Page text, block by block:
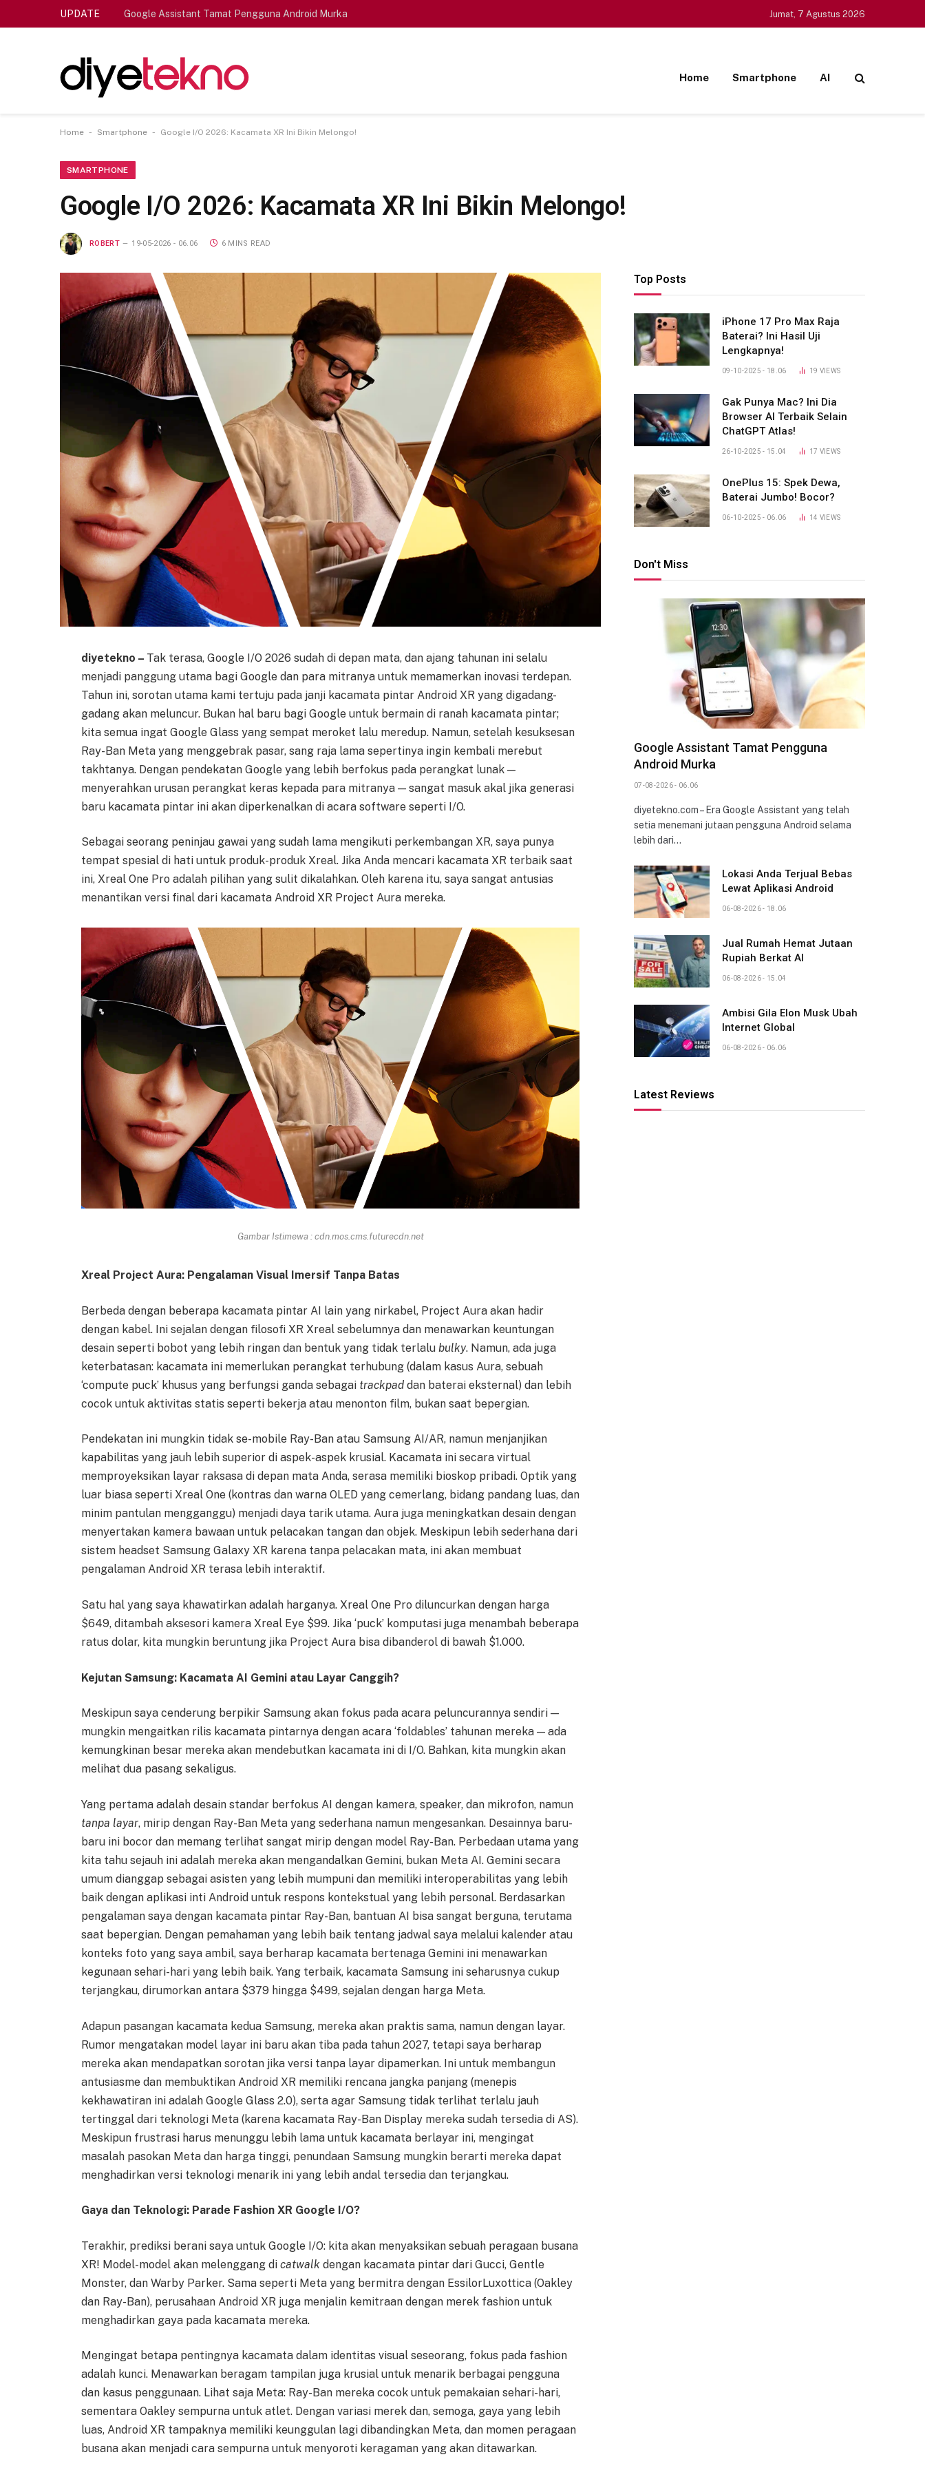
UPDATE Google Assistant Tamat Pengguna Android Murka Jumat, 7 Agustus 2026
Home Smartphone AI
Home - Smartphone - Google I/O 2026: Kacamata XR Ini Bikin Melongo!
SMARTPHONE
Google I/O 2026: Kacamata XR Ini Bikin Melongo!
ROBERT 19-05-2026 - 06.06 6 MINS READ
diyetekno – Tak terasa, Google I/O 2026 sudah di depan mata, dan ajang tahunan ini selalu
menjadi panggung utama bagi Google dan para mitranya untuk memamerkan inovasi terdepan.
Tahun ini, sorotan utama kami tertuju pada janji kacamata pintar Android XR yang digadang-
gadang akan meluncur. Bukan hal baru bagi Google untuk bermain di ranah kacamata pintar;
kita semua ingat Google Glass yang sempat meroket lalu meredup. Namun, setelah kesuksesan
Ray-Ban Meta yang menggebrak pasar, sang raja lama sepertinya ingin kembali merebut
takhtanya. Dengan pendekatan Google yang lebih berfokus pada perangkat lunak —
menyerahkan urusan perangkat keras kepada para mitranya — sangat masuk akal jika generasi
baru kacamata pintar ini akan diperkenalkan di acara software seperti I/O.
Sebagai seorang peninjau gawai yang sudah lama mengikuti perkembangan XR, saya punya
tempat spesial di hati untuk produk-produk Xreal. Jika Anda mencari kacamata XR terbaik saat
ini, Xreal One Pro adalah pilihan yang sulit dikalahkan. Oleh karena itu, saya sangat antusias
menantikan versi final dari kacamata Android XR Project Aura mereka.
Gambar Istimewa : cdn.mos.cms.futurecdn.net
Xreal Project Aura: Pengalaman Visual Imersif Tanpa Batas
Berbeda dengan beberapa kacamata pintar AI lain yang nirkabel, Project Aura akan hadir
dengan kabel. Ini sejalan dengan filosofi XR Xreal sebelumnya dan menawarkan keuntungan
desain seperti bobot yang lebih ringan dan bentuk yang tidak terlalu bulky. Namun, ada juga
keterbatasan: kacamata ini memerlukan perangkat terhubung (dalam kasus Aura, sebuah
‘compute puck’ khusus yang berfungsi ganda sebagai trackpaddan baterai eksternal) dan lebih
cocok untuk aktivitas statis seperti bekerja atau menonton film, bukan saat bepergian.
Pendekatan ini mungkin tidak se-mobile Ray-Ban atau Samsung AI/AR, namun menjanjikan
kapabilitas yang jauh lebih superior di aspek-aspek krusial. Kacamata ini secara virtual
memproyeksikan layar raksasa di depan mata Anda, serasa memiliki bioskop pribadi. Optik yang
luar biasa seperti Xreal One (kontras dan warna OLED yang cemerlang, bidang pandang luas, dan
minim pantulan mengganggu) menjadi daya tarik utama. Aura juga meningkatkan desain dengan
menyertakan kamera bawaan untuk pelacakan tangan dan objek. Meskipun lebih sederhana dari
sistem headset Samsung Galaxy XR karena tanpa pelacakan mata, ini akan membuat
pengalaman Android XR terasa lebih interaktif.
Satu hal yang saya khawatirkan adalah harganya. Xreal One Pro diluncurkan dengan harga
$649, ditambah aksesori kamera Xreal Eye $99. Jika ‘puck’ komputasi juga menambah beberapa
ratus dolar, kita mungkin beruntung jika Project Aura bisa dibanderol di bawah $1.000.
Kejutan Samsung: Kacamata AI Gemini atau Layar Canggih?
Meskipun saya cenderung berpikir Samsung akan fokus pada acara peluncurannya sendiri —
mungkin mengaitkan rilis kacamata pintarnya dengan acara ‘foldables’ tahunan mereka — ada
kemungkinan besar mereka akan mendebutkan kacamata ini di I/O. Bahkan, kita mungkin akan
melihat dua pasang sekaligus.
Yang pertama adalah desain standar berfokus AI dengan kamera, speaker, dan mikrofon, namun
tanpa layar, mirip dengan Ray-Ban Meta yang sederhana namun mengesankan. Desainnya baru-
baru ini bocor dan memang terlihat sangat mirip dengan model Ray-Ban. Perbedaan utama yang
kita tahu sejauh ini adalah mereka akan mengandalkan Gemini, bukan Meta AI. Gemini secara
umum dianggap sebagai asisten yang lebih mumpuni dan memiliki interoperabilitas yang lebih
baik dengan aplikasi inti Android untuk respons kontekstual yang lebih personal. Berdasarkan
pengalaman saya dengan kacamata pintar Ray-Ban, bantuan AI bisa sangat berguna, terutama
saat bepergian. Dengan pemahaman yang lebih baik tentang jadwal saya melalui kalender atau
konteks foto yang saya ambil, saya berharap kacamata bertenaga Gemini ini menawarkan
kegunaan sehari-hari yang lebih baik. Yang terbaik, kacamata Samsung ini seharusnya cukup
terjangkau, dirumorkan antara $379 hingga $499, sejalan dengan harga Meta.
Adapun pasangan kacamata kedua Samsung, mereka akan praktis sama, namun dengan layar.
Rumor mengatakan model layar ini baru akan tiba pada tahun 2027, tetapi saya berharap
mereka akan mendapatkan sorotan jika versi tanpa layar dipamerkan. Ini untuk membangun
antusiasme dan membuktikan Android XR memiliki rencana jangka panjang (menepis
kekhawatiran ini adalah Google Glass 2.0), serta agar Samsung tidak terlihat terlalu jauh
tertinggal dari teknologi Meta (karena kacamata Ray-Ban Display mereka sudah tersedia di AS).
Meskipun frustrasi harus menunggu lebih lama untuk kacamata berlayar ini, mengingat
masalah pasokan Meta dan harga tinggi, penundaan Samsung mungkin berarti mereka dapat
menghadirkan versi teknologi menarik ini yang lebih andal tersedia dan terjangkau.
Gaya dan Teknologi: Parade Fashion XR Google I/O?
Terakhir, prediksi berani saya untuk Google I/O: kita akan menyaksikan sebuah peragaan busana
XR! Model-model akan melenggang di catwalkdengan kacamata pintar dari Gucci, Gentle
Monster, dan Warby Parker. Sama seperti Meta yang bermitra dengan EssilorLuxottica (Oakley
dan Ray-Ban), perusahaan Android XR juga menjalin kemitraan dengan merek fashion untuk
menghadirkan gaya pada kacamata mereka.
Mengingat betapa pentingnya kacamata dalam identitas visual seseorang, fokus pada fashion
adalah kunci. Menawarkan beragam tampilan juga krusial untuk menarik berbagai pengguna
dan kasus penggunaan. Lihat saja Meta: Ray-Ban mereka cocok untuk pemakaian sehari-hari,
sementara Oakley sempurna untuk atlet. Dengan variasi merek dan, semoga, gaya yang lebih
luas, Android XR tampaknya memiliki keunggulan lagi dibandingkan Meta, dan momen peragaan
busana akan menjadi cara sempurna untuk menyoroti keragaman yang akan ditawarkan.
Top Posts
iPhone 17 Pro Max Raja
Baterai? Ini Hasil Uji
Lengkapnya!
09-10-2025 - 18.06 19 VIEWS
Gak Punya Mac? Ini Dia
Browser AI Terbaik Selain
ChatGPT Atlas!
26-10-2025 - 15.04 17 VIEWS
OnePlus 15: Spek Dewa,
Baterai Jumbo! Bocor?
06-10-2025 - 06.06 14 VIEWS
Don't Miss
Google Assistant Tamat Pengguna
Android Murka
07-08-2026 - 06.06
diyetekno.com – Era Google Assistant yang telah
setia menemani jutaan pengguna Android selama
lebih dari…
Lokasi Anda Terjual Bebas
Lewat Aplikasi Android
06-08-2026 - 18.06
Jual Rumah Hemat Jutaan
Rupiah Berkat AI
06-08-2026 - 15.04
Ambisi Gila Elon Musk Ubah
Internet Global
06-08-2026 - 06.06
Latest Reviews